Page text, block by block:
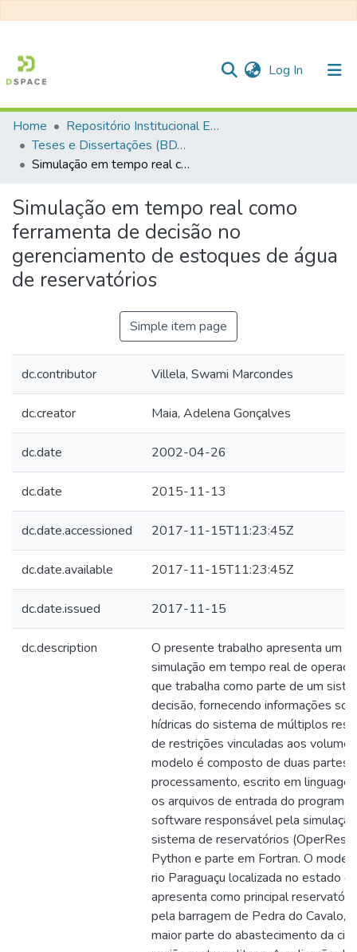
Log In (current)
Communities & Collections
All of DSpace
Statistics
Home
Repositório Institucional EESC
Teses e Dissertações (BDTD USP)
Simulação em tempo real como ferramenta de decisão no gerenciamento de estoques de água de reservatórios
Simulação em tempo real como
ferramenta de decisão no
gerenciamento de estoques de água
de reservatórios
Simple item page
dc.contributor Villela, Swami Marcondes
dc.creator Maia, Adelena Gonçalves
dc.date 2002-04-26
dc.date 2015-11-13
dc.date.accessioned 2017-11-15T11:23:45Z
dc.date.available 2017-11-15T11:23:45Z
dc.date.issued 2017-11-15
dc.description
O presente trabalho apresenta um
simulação em tempo real de
que trabalha como parte de um
decisão, fornecendo informações
hídricas do sistema de múltiplos
de restrições vinculadas aos
modelo é composto de duas
processamento, escrito em
os arquivos de entrada do programa
software responsável pela
sistema de reservatórios
Python e parte em Fortran. O
rio Paraguaçu localizada no estado
apresenta como principal
pela barragem de Pedra do Cavalo,
maior parte do abastecimento da